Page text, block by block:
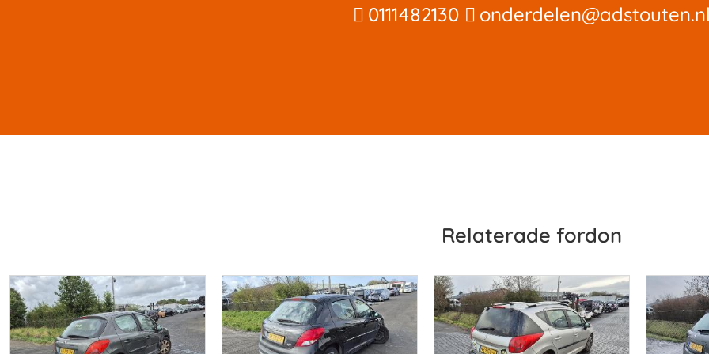
0111482130
Relaterade fordon